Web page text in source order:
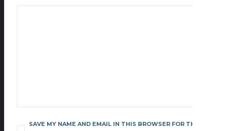
SAVE MY NAME AND EMAIL IN THIS BROWSER FOR THE